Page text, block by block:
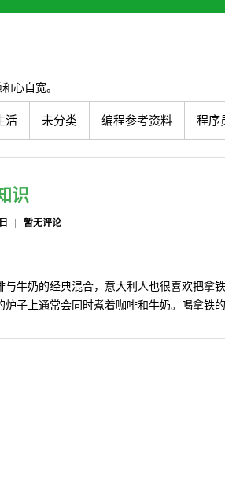
心自宽。
活 未分类 编程参考资料 程序
识
暂无评论
与牛奶的经典混合，意大利人也很喜欢把拿
炉子上通常会同时煮着咖啡和牛奶。喝拿铁